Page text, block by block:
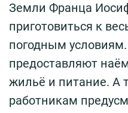
Земли Франца
приготовиться к
погодным условиям.
предоставляют
жильё и питание. А
работникам